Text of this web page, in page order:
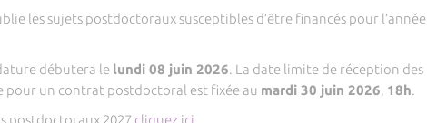
les sujets postdoctoraux susceptibles d’être financés pour l’année
débutera le lundi 08 juin 2026. La date limite de réception des
pour un contrat postdoctoral est fixée au mardi 30 juin 2026, 18h.
postdoctoraux 2027 cliquez ici.